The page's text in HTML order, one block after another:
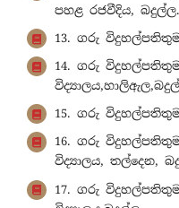
පහළ රජවීදිය, බදුල්ල.
13. ගරු
14. ගරු
15. ගරු
16. ගරු
විද්‍යාලය, තල්දෙන,
17. ගරු